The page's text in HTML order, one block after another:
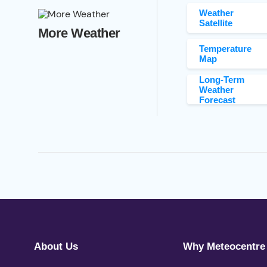
More Weather
Weather
Satellite
Temperature
Map
Long-Term
Weather
Forecast
About Us Why